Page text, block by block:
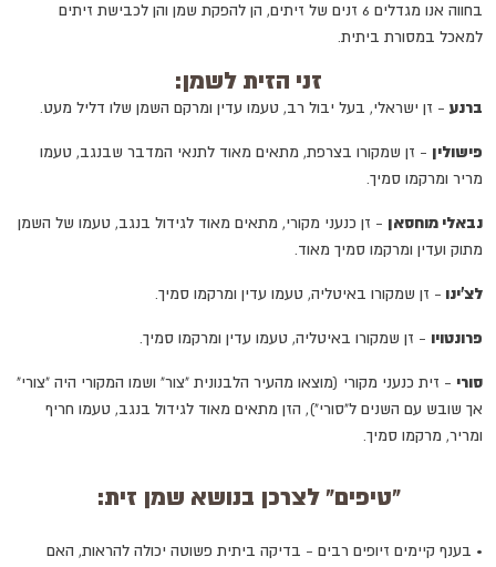
בחווה אנו מגדלים 6 זנים של זיתים, הן להפקת שמן והן לכבישת זיתים
למאכל במסורת ביתית.
זני הזית לשמן:
ברנע - זן ישראלי, בעל יבול רב, טעמו עדין ומרקם השמן שלו דליל מעט.
פישולין - זן שמקורו בצרפת, מתאים מאוד לתנאי המדבר שבנגב, טעמו
מריר ומרקמו סמיך.
נבאלי מוחסאן - זן כנעני מקורי, מתאים מאוד לגידול בנגב, טעמו של השמן
מתוק ועדין ומרקמו סמיך מאוד.
לצ'ינו - זן שמקורו באיטליה, טעמו עדין ומרקמו סמיך.
פרונטויו - זן שמקורו באיטליה, טעמו עדין ומרקמו סמיך.
סורי - זית כנעני מקורי (מוצאו מהעיר הלבנונית "צור" ושמו המקורי היה "צורי"
אך שובש עם השנים ל"סורי"), הזן מתאים מאוד לגידול בנגב, טעמו חריף
ומריר, מרקמו סמיך.
"טיפים" לצרכן בנושא שמן זית:
• בענף קיימים זיופים רבים - בדיקה ביתית פשוטה יכולה להראות, האם